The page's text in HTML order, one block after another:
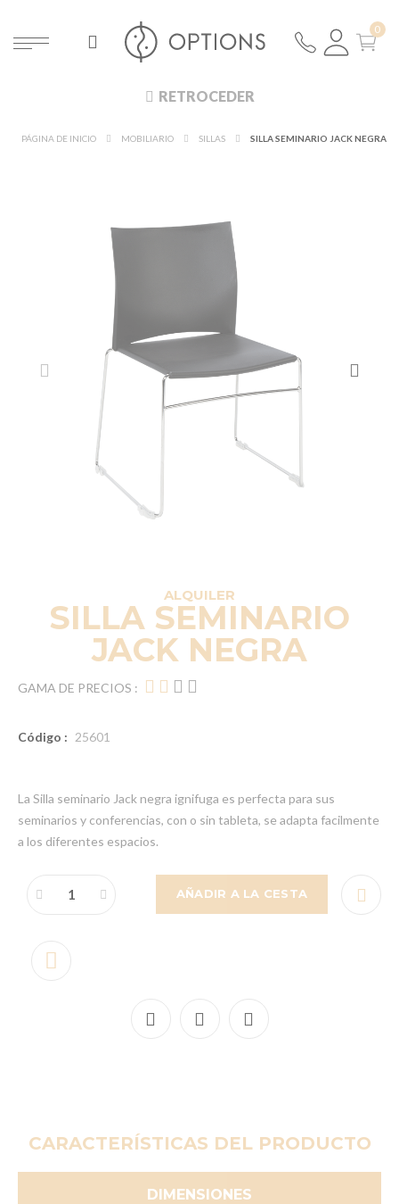
RETROCEDER
PÁGINA DE INICIO MOBILIARIO SILLAS SILLA SEMINARIO JACK NEGRA
ALQUILER
SILLA SEMINARIO
JACK NEGRA
GAMA DE PRECIOS :
Código : 25601
La Silla seminario Jack negra ignifuga es perfecta para sus
seminarios y conferencias, con o sin tableta, se adapta facilmente
a los diferentes espacios.
AÑADIR A LA CESTA
CARACTERÍSTICAS DEL PRODUCTO
DIMENSIONES